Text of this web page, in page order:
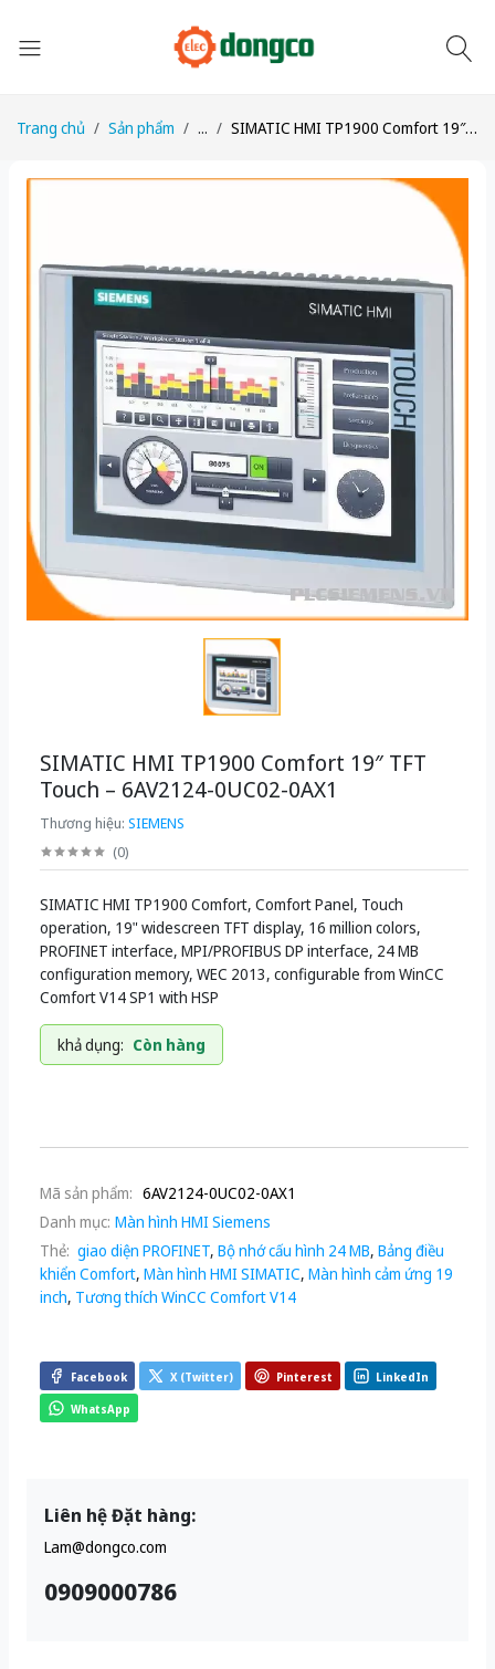
Trang chủ Sản phẩm ... SIMATIC HMI TP1900 Comfort 19″ TFT Touch – 6AV2124-0UC02-0AX1
SIMATIC HMI TP1900 Comfort 19″ TFT
Touch – 6AV2124-0UC02-0AX1
Thương hiệu: SIEMENS
(0)
SIMATIC HMI TP1900 Comfort, Comfort Panel, Touch
operation, 19" widescreen TFT display, 16 million colors,
PROFINET interface, MPI/PROFIBUS DP interface, 24 MB
configuration memory, WEC 2013, configurable from WinCC
Comfort V14 SP1 with HSP
khả dụng: Còn hàng
Mã sản phẩm: 6AV2124-0UC02-0AX1
Danh mục: Màn hình HMI Siemens
Thẻ: giao diện PROFINET, Bộ nhớ cấu hình 24 MB, Bảng điều
khiển Comfort, Màn hình HMI SIMATIC, Màn hình cảm ứng 19
inch, Tương thích WinCC Comfort V14
Facebook X (Twitter) Pinterest LinkedIn
WhatsApp
Liên hệ Đặt hàng:
Lam@dongco.com
0909000786